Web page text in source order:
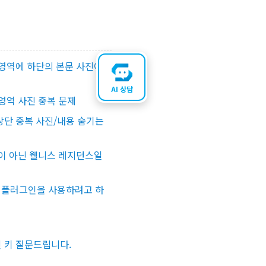
에 하단의 본문 사진이
역 사진 중복 문제
중복 사진/내용 숨기는
아닌 웰니스 레지던스일
러그인을 사용하려고 하
키 질문드립니다.
AI 상담